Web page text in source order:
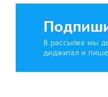
В рассылке мы
диджитал и